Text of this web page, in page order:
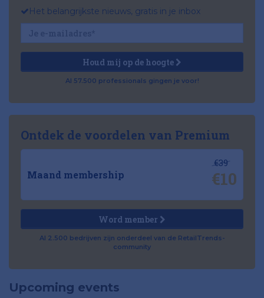
Het belangrijkste nieuws, gratis in je inbox
Houd mij op de hoogte
Al 57.500 professionals gingen je voor!
Ontdek de voordelen van Premium
Maand membership
€39
€10
Word member
Al 2.500 bedrijven zijn onderdeel van de RetailTrends-
community
Upcoming events